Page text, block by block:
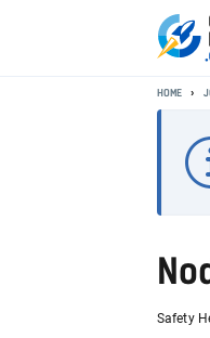
HOME
Safety